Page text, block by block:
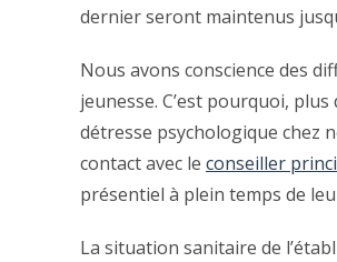
dernier seront maintenus
Nous avons conscience des
jeunesse. C’est pourquoi,
détresse psychologique chez
contact avec le conseiller
présentiel à plein temps de
La situation sanitaire de